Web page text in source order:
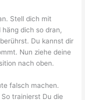
Stell dich mit
häng dich so dran,
Du kannst dir
Nun ziehe deine
nach oben.
falsch machen.
trainierst Du die